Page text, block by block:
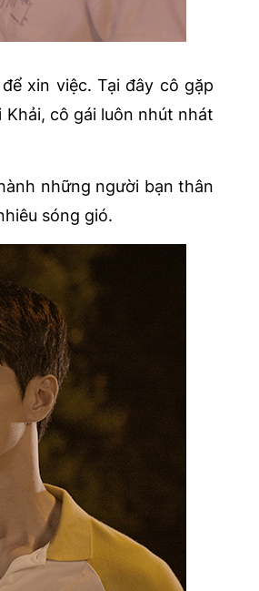
xin việc. Tại đây cô gặp
cô gái luôn nhút nhát
những người bạn thân
sóng gió.